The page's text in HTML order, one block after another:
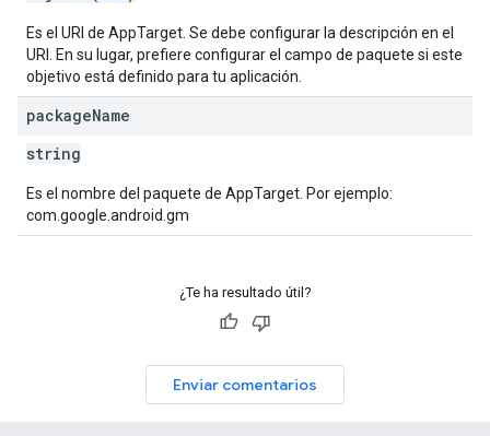
Es el URI de AppTarget. Se debe configurar la descripción en el
URI. En su lugar, prefiere configurar el campo de paquete si este
objetivo está definido para tu aplicación.
packageName
string
Es el nombre del paquete de AppTarget. Por ejemplo:
com.google.android.gm
¿Te ha resultado útil?
Enviar comentarios